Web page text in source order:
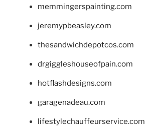
memmingerspainting.com
jeremypbeasley.com
thesandwichdepotcos.com
drgiggleshouseofpain.com
hotflashdesigns.com
garagenadeau.com
lifestylechauffeurservice.com